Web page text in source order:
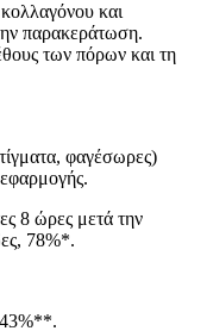
και
παρακεράτωση.
των πόρων και τη
φαγέσωρες)
8 ώρες μετά την
78%*.
43%**.